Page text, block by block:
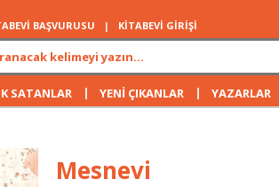
BAŞVURUSU | KİTABEVİ GİRİŞİ
SATANLAR | YENİ ÇIKANLAR | YAZARLAR
Mesnevi